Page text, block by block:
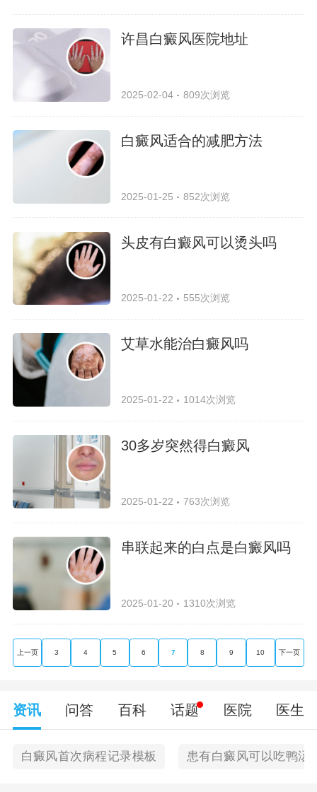
许昌白癜风医院地址
2025-02-04 809次浏览
白癜风适合的减肥方法
2025-01-25 852次浏览
头皮有白癜风可以烫头吗
2025-01-22 555次浏览
艾草水能治白癜风吗
2025-01-22 1014次浏览
30多岁突然得白癜风
2025-01-22 763次浏览
串联起来的白点是白癜风吗
2025-01-20 1310次浏览
上一页 3 4 5 6 7 8 9 10 下一页
资讯 问答 百科 话题 医院 医生
白癜风首次病程记录模板 患有白癜风可以吃鸭汤